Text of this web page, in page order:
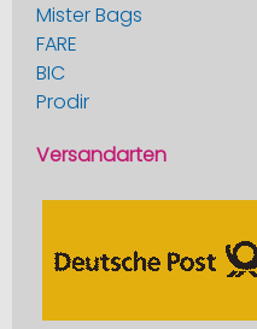
Mister Bags
FARE
BIC
Prodir
Versandarten